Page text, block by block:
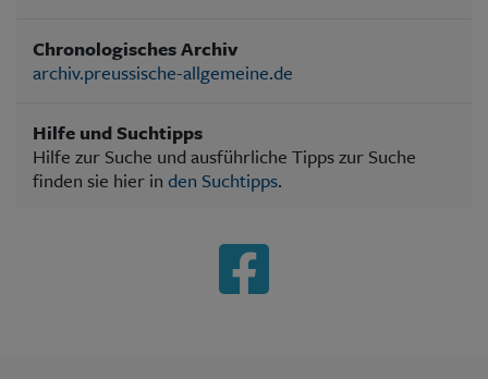
Chronologisches Archiv
archiv.preussische-allgemeine.de
Hilfe und Suchtipps
Hilfe zur Suche und ausführliche Tipps zur Suche
finden sie hier in den Suchtipps.